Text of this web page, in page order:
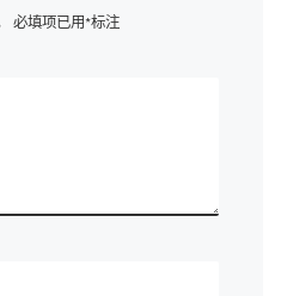
必填项已用*标注